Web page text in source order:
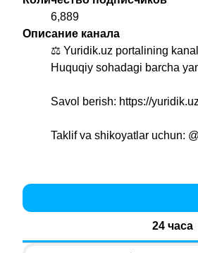
6,889
Описание канала
⚖️ Yuridik.uz portalining
Huquqiy sohadagi barcha
Savol berish: https://
Taklif va shikoyatlar uchun:
24 часа